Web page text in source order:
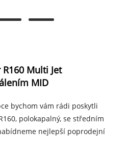
Multi Jet
MID
bychom vám rádi poskytli
polokapalný, se středním
nejlepší poprodejní